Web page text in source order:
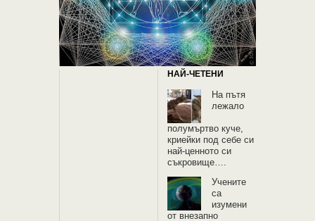
НАЙ-ЧЕТЕНИ
На пътя
лежало
полумъртво куче,
криейки под себе си
най-ценното си
съкровище….
Учените
са
изумени
от внезапно